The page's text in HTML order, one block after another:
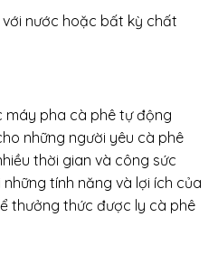
nước hoặc bất kỳ chất
máy pha cà phê tự động
những người yêu cà phê
thời gian và công sức
tính năng và lợi ích của
thưởng thức được ly cà phê